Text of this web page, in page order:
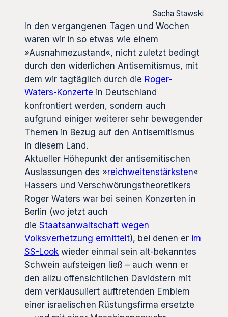
Sacha Stawski
In den vergangenen Tagen und Wochen
waren wir in so etwas wie einem
»Ausnahmezustand«, nicht zuletzt bedingt
durch den widerlichen Antisemitismus, mit
dem wir tagtäglich durch die Roger-
Waters-Konzerte in Deutschland
konfrontiert werden, sondern auch
aufgrund einiger weiterer sehr bewegender
Themen in Bezug auf den Antisemitismus
in diesem Land.
Aktueller Höhepunkt der antisemitischen
Auslassungen des »reichweitenstärksten«
Hassers und Verschwörungstheoretikers
Roger Waters war bei seinen Konzerten in
Berlin (wo jetzt auch
die Staatsanwaltschaft wegen
Volksverhetzung ermittelt), bei denen er im
SS-Look wieder einmal sein alt-bekanntes
Schwein aufsteigen ließ – auch wenn er
den allzu offensichtlichen Davidstern mit
dem verklausuliert auftretenden Emblem
einer israelischen Rüstungsfirma ersetzte